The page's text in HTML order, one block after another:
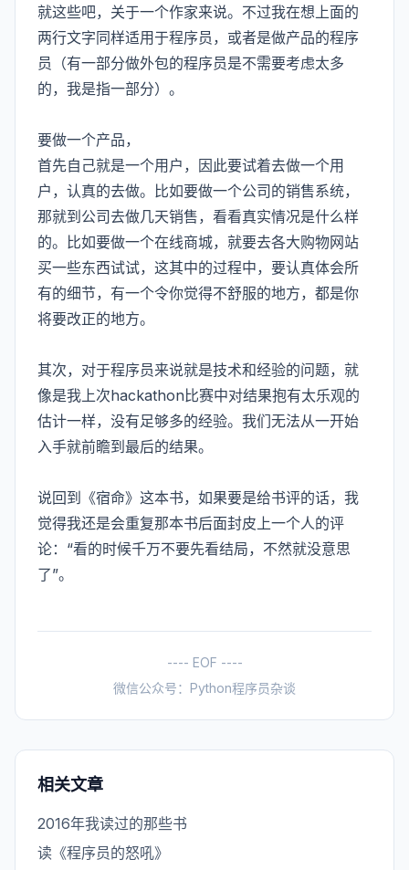
就这些吧，关于一个作家来说。不过我在想上面的
两行文字同样适用于程序员，或者是做产品的程序
员（有一部分做外包的程序员是不需要考虑太多
的，我是指一部分）。
要做一个产品，
首先自己就是一个用户，因此要试着去做一个用
户，认真的去做。比如要做一个公司的销售系统，
那就到公司去做几天销售，看看真实情况是什么样
的。比如要做一个在线商城，就要去各大购物网站
买一些东西试试，这其中的过程中，要认真体会所
有的细节，有一个令你觉得不舒服的地方，都是你
将要改正的地方。
其次，对于程序员来说就是技术和经验的问题，就
像是我上次hackathon比赛中对结果抱有太乐观的
估计一样，没有足够多的经验。我们无法从一开始
入手就前瞻到最后的结果。
说回到《宿命》这本书，如果要是给书评的话，我
觉得我还是会重复那本书后面封皮上一个人的评
论：“看的时候千万不要先看结局，不然就没意思
了”。
---- EOF ----
微信公众号：Python程序员杂谈
相关文章
2016年我读过的那些书
读《程序员的怒吼》